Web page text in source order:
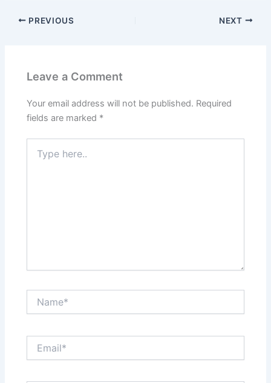
PREVIOUS NEXT
Leave a Comment
Your email address will not be published. Required
fields are marked *
here..